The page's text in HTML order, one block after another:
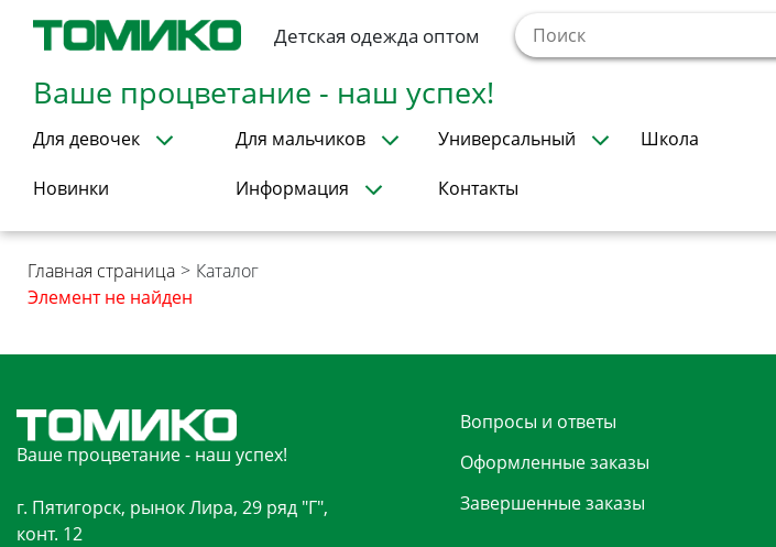
Детская одежда оптом
Ваше процветание - наш успех!
Для девочек Для мальчиков Универсальный Школа
Новинки Информация Контакты
Главная страница > Каталог
Элемент не найден
Ваше процветание - наш успех!
г. Пятигорск, рынок Лира, 29 ряд "Г",
конт. 12
Вопросы и ответы
Оформленные заказы
Завершенные заказы